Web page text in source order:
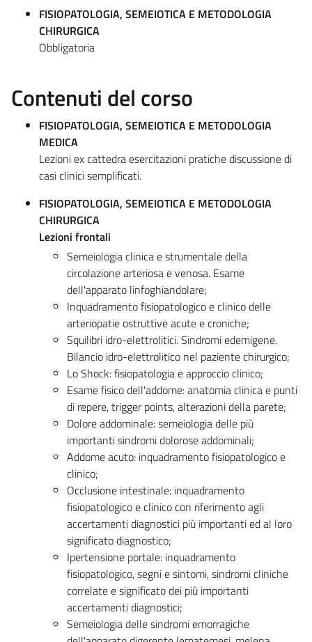
FISIOPATOLOGIA, SEMEIOTICA E METODOLOGIA
CHIRURGICA
Obbligatoria
Contenuti del corso
FISIOPATOLOGIA, SEMEIOTICA E METODOLOGIA
MEDICA
Lezioni ex cattedra esercitazioni pratiche discussione di
casi clinici semplificati.
FISIOPATOLOGIA, SEMEIOTICA E METODOLOGIA
CHIRURGICA
Lezioni frontali
Semeiologia clinica e strumentale della
circolazione arteriosa e venosa. Esame
dell'apparato linfoghiandolare;
Inquadramento fisiopatologico e clinico delle
arteriopatie ostruttive acute e croniche;
Squilibri idro-elettrolitici. Sindromi edemigene.
Bilancio idro-elettrolitico nel paziente chirurgico;
Lo Shock: fisiopatologia e approccio clinico;
Esame fisico dell'addome: anatomia clinica e punti
di repere, trigger points, alterazioni della parete;
Dolore addominale: semeiologia delle più
importanti sindromi dolorose addominali;
Addome acuto: inquadramento fisiopatologico e
clinico;
Occlusione intestinale: inquadramento
fisiopatologico e clinico con riferimento agli
accertamenti diagnostici più importanti ed al loro
significato diagnostico;
Ipertensione portale: inquadramento
fisiopatologico, segni e sintomi, sindromi cliniche
correlate e significato dei più importanti
accertamenti diagnostici;
Semeiologia delle sindromi emorragiche